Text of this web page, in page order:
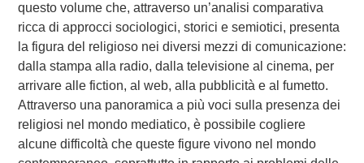
questo volume che, attraverso un’analisi comparativa
ricca di approcci sociologici, storici e semiotici, presenta
la figura del religioso nei diversi mezzi di comunicazione:
dalla stampa alla radio, dalla televisione al cinema, per
arrivare alle fiction, al web, alla pubblicità e al fumetto.
Attraverso una panoramica a più voci sulla presenza dei
religiosi nel mondo mediatico, è possibile cogliere
alcune difficoltà che queste figure vivono nel mondo